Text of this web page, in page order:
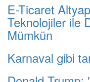
E-Ticaret
Teknolojiler ile
Mümkün
Karnaval gibi